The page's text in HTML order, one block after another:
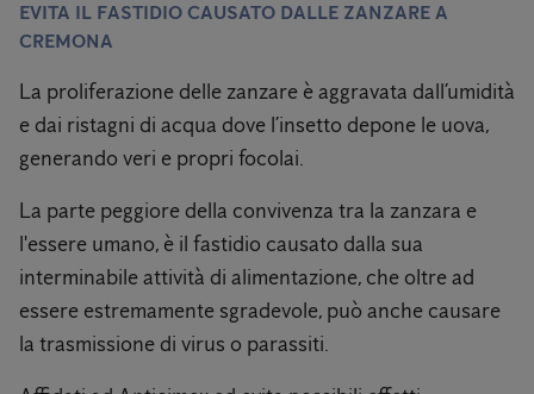
EVITA IL FASTIDIO CAUSATO DALLE ZANZARE A
CREMONA
La proliferazione delle zanzare è aggravata dall’umidità
e dai ristagni di acqua dove l’insetto depone le uova,
generando veri e propri focolai.
La parte peggiore della convivenza tra la zanzara e
l'essere umano, è il fastidio causato dalla sua
interminabile attività di alimentazione, che oltre ad
essere estremamente sgradevole, può anche causare
la trasmissione di virus o parassiti.